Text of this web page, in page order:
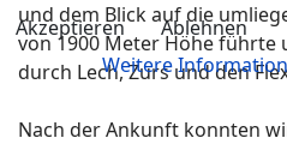
und dem Blick auf die
von 1900 Meter Höhe führte
durch Lech, Zurs und den
Nach der Ankunft konnten
Akzeptieren
Ablehnen
Weitere